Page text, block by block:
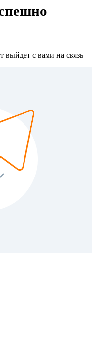
с вами на связь